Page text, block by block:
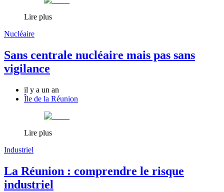
Lire plus
Nucléaire
Sans centrale nucléaire mais pas sans
vigilance
il y a un an
Île de la Réunion
Lire plus
Industriel
La Réunion : comprendre le risque
industriel